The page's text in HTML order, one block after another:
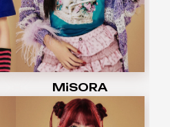
MiSORA